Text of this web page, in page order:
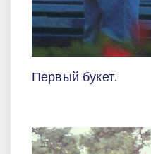
Первый букет.